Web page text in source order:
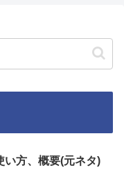
い方、概要(元ネタ)